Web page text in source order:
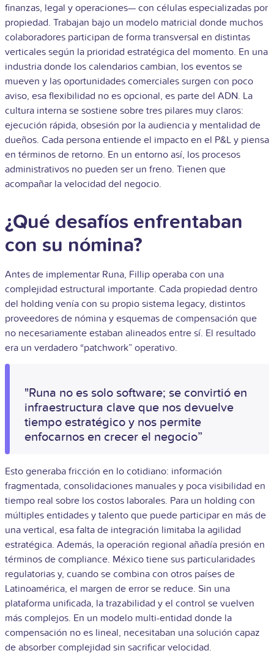
finanzas, legal y operaciones— con células especializadas por
propiedad. Trabajan bajo un modelo matricial donde muchos
colaboradores participan de forma transversal en distintas
verticales según la prioridad estratégica del momento. En una
industria donde los calendarios cambian, los eventos se
mueven y las oportunidades comerciales surgen con poco
aviso, esa flexibilidad no es opcional, es parte del ADN. La
cultura interna se sostiene sobre tres pilares muy claros:
ejecución rápida, obsesión por la audiencia y mentalidad de
dueños. Cada persona entiende el impacto en el P&L y piensa
en términos de retorno. En un entorno así, los procesos
administrativos no pueden ser un freno. Tienen que
acompañar la velocidad del negocio.
¿Qué desafíos enfrentaban
con su nómina?
Antes de implementar Runa, Fillip operaba con una
complejidad estructural importante. Cada propiedad dentro
del holding venía con su propio sistema legacy, distintos
proveedores de nómina y esquemas de compensación que
no necesariamente estaban alineados entre sí. El resultado
era un verdadero “patchwork” operativo.
"Runa no es solo software; se convirtió en
infraestructura clave que nos devuelve
tiempo estratégico y nos permite
enfocarnos en crecer el negocio”
Esto generaba fricción en lo cotidiano: información
fragmentada, consolidaciones manuales y poca visibilidad en
tiempo real sobre los costos laborales. Para un holding con
múltiples entidades y talento que puede participar en más de
una vertical, esa falta de integración limitaba la agilidad
estratégica. Además, la operación regional añadía presión en
términos de compliance. México tiene sus particularidades
regulatorias y, cuando se combina con otros países de
Latinoamérica, el margen de error se reduce. Sin una
plataforma unificada, la trazabilidad y el control se vuelven
más complejos. En un modelo multi-entidad donde la
compensación no es lineal, necesitaban una solución capaz
de absorber complejidad sin sacrificar velocidad.